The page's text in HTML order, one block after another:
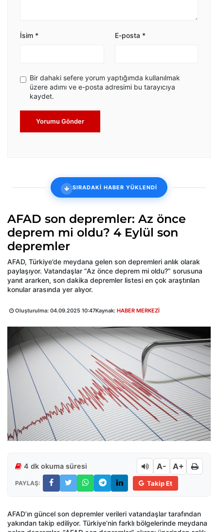
İsim * E-posta *
Bir dahaki sefere yorum yaptığımda kullanılmak
üzere adımı ve e-posta adresimi bu tarayıcıya
kaydet.
Yorumu Gönder
SIRADAKİ HABER YÜKLENDİ
AFAD son depremler: Az önce
deprem mi oldu? 4 Eylül son
depremler
AFAD, Türkiye’de meydana gelen son depremleri anlık olarak
paylaşıyor. Vatandaşlar “Az önce deprem mi oldu?” sorusuna
yanıt ararken, son dakika depremler listesi en çok araştırılan
konular arasında yer alıyor.
Oluşturulma: 04.09.2025 10:47Kaynak: HABER MERKEZİ
4 dk okuma süresi A- A+
PAYLAŞ: Takip Et
AFAD’ın güncel son depremler verileri vatandaşlar tarafından
yakından takip ediliyor. Türkiye’nin farklı bölgelerinde meydana